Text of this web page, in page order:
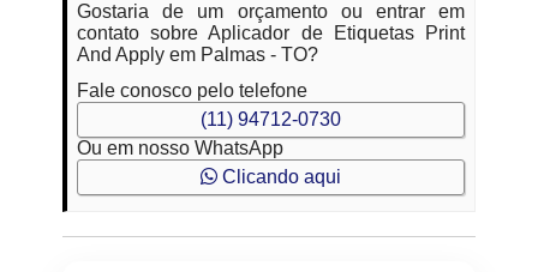
Gostaria de um orçamento ou entrar em
contato sobre Aplicador de Etiquetas Print
And Apply em Palmas - TO?
Fale conosco pelo telefone
(11) 94712-0730
Ou em nosso WhatsApp
Clicando aqui